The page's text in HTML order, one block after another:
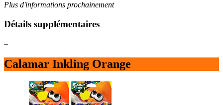
Plus d'informations prochainement
Détails supplémentaires
–
Calamar Inkling Orange